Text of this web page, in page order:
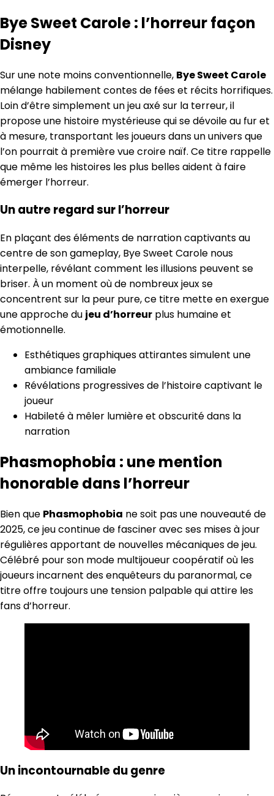
Bye Sweet Carole : l’horreur façon
Disney
Sur une note moins conventionnelle, Bye Sweet Carole
mélange habilement contes de fées et récits horrifiques.
Loin d’être simplement un jeu axé sur la terreur, il
propose une histoire mystérieuse qui se dévoile au fur et
à mesure, transportant les joueurs dans un univers que
l’on pourrait à première vue croire naïf. Ce titre rappelle
que même les histoires les plus belles aident à faire
émerger l’horreur.
Un autre regard sur l’horreur
En plaçant des éléments de narration captivants au
centre de son gameplay, Bye Sweet Carole nous
interpelle, révélant comment les illusions peuvent se
briser. À un moment où de nombreux jeux se
concentrent sur la peur pure, ce titre mette en exergue
une approche du jeu d’horreur plus humaine et
émotionnelle.
Esthétiques graphiques attirantes simulent une
ambiance familiale
Révélations progressives de l’histoire captivant le
joueur
Habileté à mêler lumière et obscurité dans la
narration
Phasmophobia : une mention
honorable dans l’horreur
Bien que Phasmophobia ne soit pas une nouveauté de
2025, ce jeu continue de fasciner avec ses mises à jour
régulières apportant de nouvelles mécaniques de jeu.
Célébré pour son mode multijoueur coopératif où les
joueurs incarnent des enquêteurs du paranormal, ce
titre offre toujours une tension palpable qui attire les
fans d’horreur.
Un incontournable du genre